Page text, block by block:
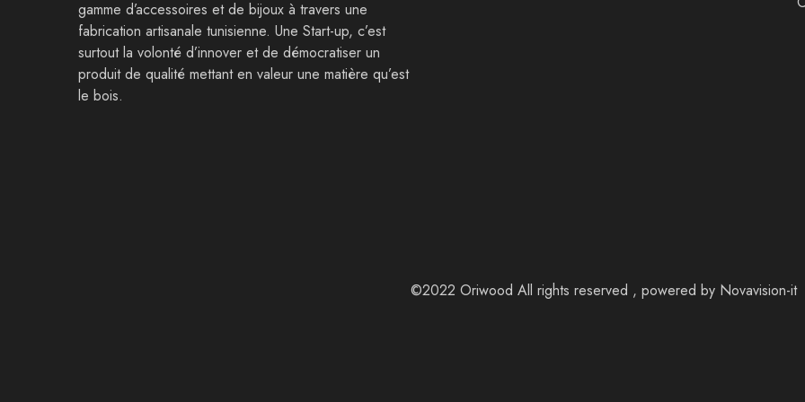
gamme d’accessoires et de bijoux à travers une
fabrication artisanale tunisienne. Une Start-up, c’est
surtout la volonté d’innover et de démocratiser un
produit de qualité mettant en valeur une matière qu’est
le bois.
©2022 Oriwood All rights reserved , powered by Novavision-it